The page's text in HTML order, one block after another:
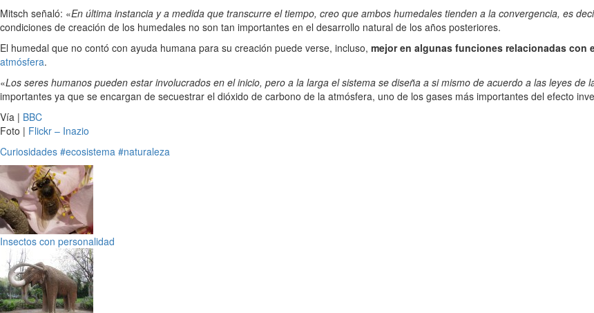
Mitsch señaló: «En última instancia y a medida que transcurre el tiempo, creo que ambos humedales tienden a la convergencia, es
condiciones de creación de los humedales no son tan importantes en el desarrollo natural de los años posteriores.
El humedal que no contó con ayuda humana para su creación puede verse, incluso, mejor en algunas funciones relacionadas con
atmósfera.
«Los seres humanos pueden estar involucrados en el inicio, pero a la larga el sistema se diseña a si mismo de acuerdo a las leyes de
importantes ya que se encargan de secuestrar el dióxido de carbono de la atmósfera, uno de los gases más importantes del efecto
Vía | BBC
Foto | Flickr – Inazio
Curiosidades #ecosistema #naturaleza
Insectos con personalidad